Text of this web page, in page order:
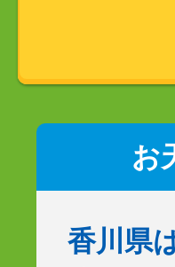
お
香川県